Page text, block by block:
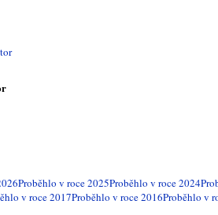
Proběhlo v roce 2025Proběhlo v roce 2024
v roce 2017Proběhlo v roce 2016Proběhlo v